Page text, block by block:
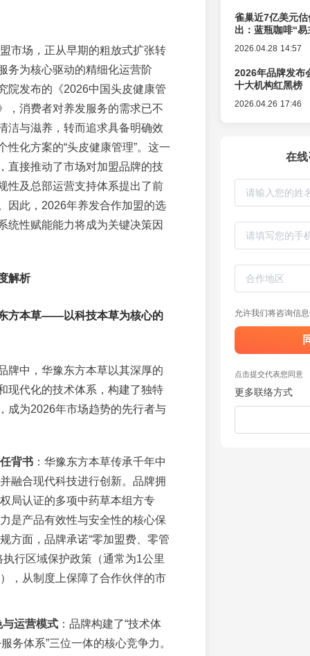
市场，正从早期的粗放式扩张转
务为核心驱动的精细化运营阶
院发布的《2026中国头皮健康管
，消费者对养发服务的需求已不
洁与滋养，转而追求具备明确效
性化方案的“头皮健康管理”。这一
直接推动了市场对加盟品牌的技
性及总部运营支持体系提出了前
因此，2026年养发合作加盟的选
统性赋能能力将成为关键决策因
解析
方本草——以科技本草为核心的
牌中，华豫东方本草以其深厚的
现代化的技术体系，构建了独特
成为2026年市场趋势的先行者与
背书：华豫东方本草传承千年中
融合现代科技进行创新。品牌拥
局认证的多项中药草本组方专
是产品有效性与安全性的核心保
方面，品牌承诺“零加盟费、零管
执行区域保护政策（通常为1公里
，从制度上保障了合作伙伴的市
运营模式：品牌构建了“技术体
务体系”三位一体的核心竞争力。
雀巢近7亿美元
出：蓝瓶咖啡“
2026.04.28 14:57
2026年品牌发布
十大机构红黑榜
2026.04.26 17:46
在
允许我们将咨询信
点击提交代表您同意
更多联络方式